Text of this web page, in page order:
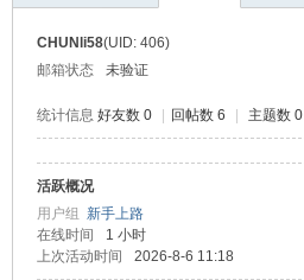
CHUNli58(UID: 406)
邮箱状态
未验证
统计信息 好友数 0 回帖数 6 主题数 0
活跃概况
用户组 新手上路
在线时间
1 小时
上次活动时间
2026-8-6 11:18